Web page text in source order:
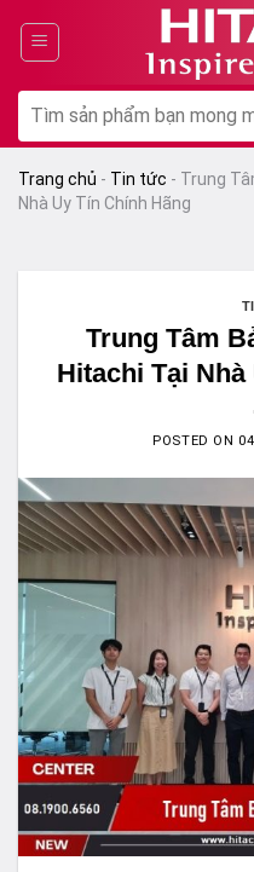
dung
Tìm
Trang chủ - Tin tức - Trung
Nhà Uy Tín Chính Hãng
Trung Tâm
Hitachi Tại
POSTED ON